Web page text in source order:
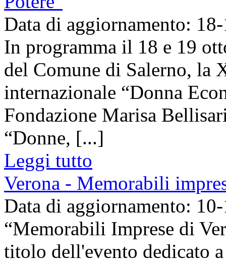
Data di aggiornamento:
In programma il 18 e 19
del Comune di Salerno, la
internazionale “Donna
Fondazione Marisa
“Donne, [...]
Leggi tutto
Verona - Memorabili
Data di aggiornamento:
“Memorabili Imprese di
titolo dell'evento dedicato